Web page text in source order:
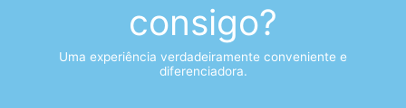
consigo?
Uma experiência verdadeiramente conveniente e
diferenciadora.